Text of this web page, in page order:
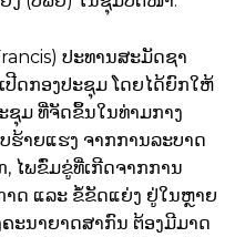
ປະທານສະມັດຊາ
ດກອງປະຊຸມ ໂດຍໄດ້ຍົກໃຫ້
ຊຸມ ທີ່ຈັດຂຶ້ນໃນທ່າມກາງ
າຍແຮງ ຈາກການລະບາດ
, ໄພຂົ່ມຂູ່ທີ່ເກີດຈາກການ
ດ ແລະ ຂໍ້ຂັດແຍ່ງ ຢູ່ໃນຫຼາຍ
ະນາຍາດສາກົນ ຕ້ອງມີມາດ